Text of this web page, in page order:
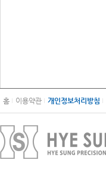
홈 이용약관 개인정보처리방침